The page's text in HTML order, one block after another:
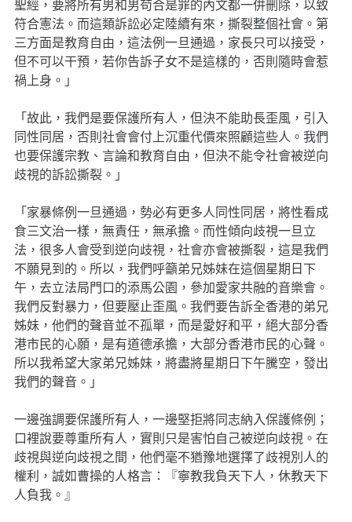
聖經，要將所有男和男苟合是罪的內文都一併刪除，以致
符合憲法。而這類訴訟必定陸續有來，撕裂整個社會。第
三方面是教育自由，這法例一旦通過，家長只可以接受，
但不可以干預，若你告訴子女不是這樣的，否則隨時會惹
禍上身。」
「故此，我們是要保護所有人，但決不能助長歪風，引入
同性同居，否則社會會付上沉重代價來照顧這些人。我們
也要保護宗教、言論和教育自由，但決不能令社會被逆向
歧視的訴訟撕裂。」
「家暴條例一旦通過，勢必有更多人同性同居，將性看成
食三文治一樣，無責任，無承擔。而性傾向歧視一旦立
法，很多人會受到逆向歧視，社會亦會被撕裂，這是我們
不願見到的。所以，我們呼籲弟兄姊妹在這個星期日下
午，去立法局門口的添馬公園，參加愛家共融的音樂會。
我們反對暴力，但要壓止歪風。我們要告訴全香港的弟兄
姊妹，他們的聲音並不孤單，而是愛好和平，絕大部分香
港市民的心願，是有道德承擔，大部分香港市民的心聲。
所以我希望大家弟兄姊妹，將盡將星期日下午騰空，發出
我們的聲音。」
一邊強調要保護所有人，一邊堅拒將同志納入保護條例；
口裡說要尊重所有人，實則只是害怕自己被逆向歧視。在
歧視與逆向歧視之間，他們毫不猶豫地選擇了歧視別人的
權利，誠如曹操的人格言：『寧教我負天下人，休教天下
人負我。』